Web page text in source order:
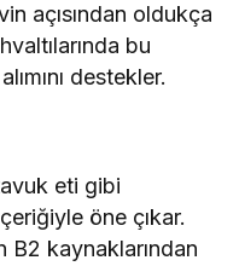
açısından oldukça
bu
destekler.
eti gibi
öne çıkar.
B2 kaynaklarından